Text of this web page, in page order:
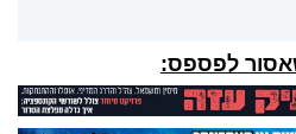
לפספס: